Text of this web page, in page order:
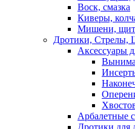
Воск, смазка
Киверы,
Мишени,
Дротики, Стрелы,
Аксессуары
Арбалетные
Дротики для